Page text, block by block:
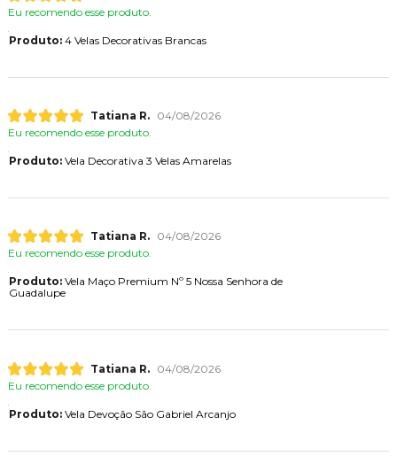
Eu recomendo esse produto.
Produto:4 Velas Decorativas Brancas
Tatiana R.
04/08/2026
Eu recomendo esse produto.
Produto:Vela Decorativa 3 Velas Amarelas
Tatiana R.
04/08/2026
Eu recomendo esse produto.
Produto:Vela Maço Premium Nº 5 Nossa Senhora de
Guadalupe
Tatiana R.
04/08/2026
Eu recomendo esse produto.
Produto:Vela Devoção São Gabriel Arcanjo